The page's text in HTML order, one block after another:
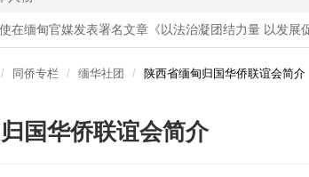
缅甸官媒发表署名文章《以法治凝团结力量 以发展促
同侨专栏 缅华社团 陕西省缅甸归国华侨联谊会简介
国华侨联谊会简介